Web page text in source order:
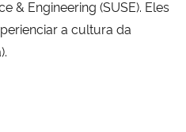
& Engineering (SUSE). Eles
a cultura da